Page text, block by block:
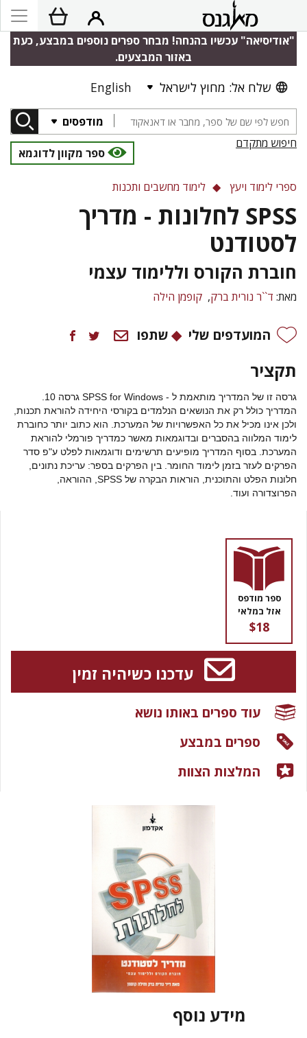
"אודיסיאה" עכשיו בהנחה! מבחר ספרים נוספים במבצע, כעת
באזור המבצעים.
שלח אל: מחוץ לישראל English
מודפסים
חיפוש מתקדם
ספר מקוון לדוגמא
מידע נוסף
ספרי לימוד ויעץ לימוד מחשבים ותכנות
SPSS לחלונות - מדריך
לסטודנט
חוברת הקורס וללימוד עצמי
מאת: ד``ר נורית ברק קופמן הילה
המועדפים שלי שתפו
תקציר
המדריך כולל רק את הנושאים הנלמדים בקורסי היחידה להוראת תכנות,
ולכן אינו מכיל את כל האפשרויות של המערכת. הוא כתוב יותר כחוברת
לימוד המלווה בהסברים ובדוגמאות מאשר כמדריך פורמלי להוראת
המערכת. בסוף המדריך מופיעים תרשימים ודוגמאות לפלט ע"פ סדר
הפרקים לעזר בזמן לימוד החומר. בין הפרקים בספר: עריכת נתונים,
חלונות הפלט והתוכנית, הוראות הבקרה של SPSS, ההוראה,
הפרוצדורה ועוד.
ספר מודפס
אזל במלאי
$18
עדכנו כשיהיה זמין
עוד ספרים באותו נושא
ספרים במבצע
המלצות הצוות